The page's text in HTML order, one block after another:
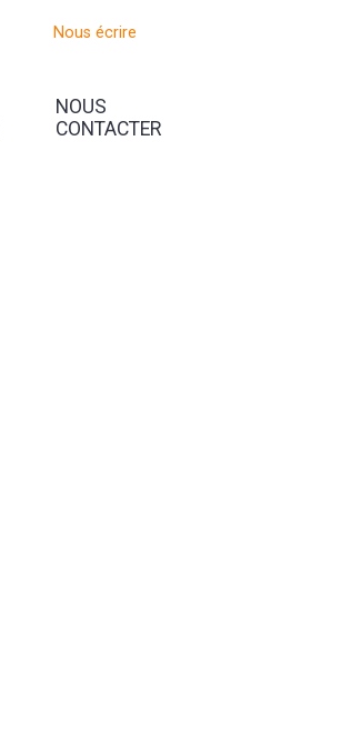
Nous écrire
NOUS
CONTACTER